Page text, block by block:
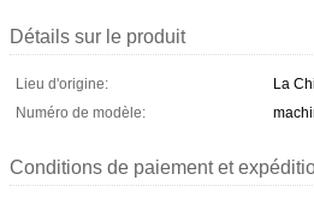
Détails sur le produit
Lieu d'origine:
La
Numéro de modèle:
Conditions de paiement et